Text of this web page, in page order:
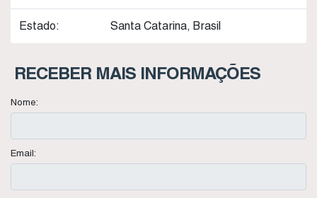
Estado: Santa Catarina, Brasil
RECEBER MAIS INFORMAÇÕES
Nome:
Email: